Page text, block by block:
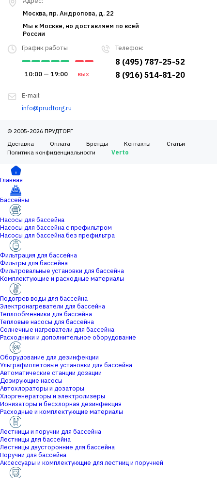
Телефон:
8 (495) 787-25-52
8 (916) 514-81-20
График работы
10:00 — 19:00 вых
E-mail:
info@prudtorg.ru
Москва, пр. Андропова, д. 22
Мы в Москве, но доставляем по всей
России
© 2005-2026 ПРУДТОРГ
Доставка
Оплата Бренды Контакты
Статьи
Политика конфиденциальности
Verto
Главная
Бассейны
Насосы для бассейна
Насосы для бассейна с префильтром
Насосы для бассейна без префильтра
Фильтрация для бассейна
Фильтры для бассейна
Фильтровальные установки для бассейна
Комплектующие и расходные материалы
Подогрев воды для бассейна
Электронагреватели для бассейна
Теплообменники для бассейна
Тепловые насосы для бассейна
Солнечные нагреватели для бассейна
Расходники и дополнительное оборудование
Оборудование для дезинфекции
Ультрафиолетовые установки для бассейна
Автоматические станции дозации
Дозирующие насосы
Автохлораторы и дозаторы
Хлоргенераторы и электролизеры
Ионизаторы и бесхлорная дезинфекция
Расходные и комплектующие материалы
Лестницы и поручни для бассейна
Лестницы для бассейна
Лестницы двусторонние для бассейна
Поручни для бассейна
Аксессуары и комплектующие для лестниц и поручней